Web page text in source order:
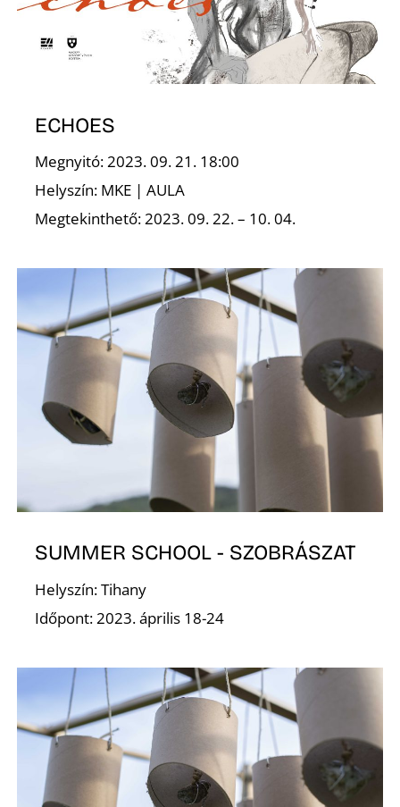
ECHOES
Megnyitó: 2023. 09. 21. 18:00
Helyszín: MKE | AULA
Megtekinthető: 2023. 09. 22. – 10. 04.
SUMMER SCHOOL - SZOBRÁSZAT
Helyszín: Tihany
Időpont: 2023. április 18-24